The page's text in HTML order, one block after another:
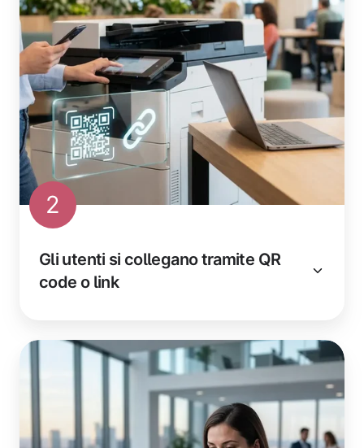
2
Gli utenti si collegano tramite QR
code o link